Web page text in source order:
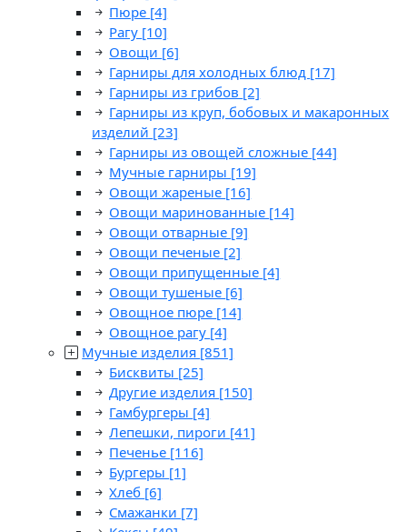
Пюре [4]
Рагу [10]
Овощи [6]
Гарниры для холодных блюд [17]
Гарниры из грибов [2]
Гарниры из круп, бобовых и макаронных
изделий [23]
Гарниры из овощей сложные [44]
Мучные гарниры [19]
Овощи жареные [16]
Овощи маринованные [14]
Овощи отварные [9]
Овощи печеные [2]
Овощи припущенные [4]
Овощи тушеные [6]
Овощное пюре [14]
Овощное рагу [4]
Мучные изделия [851]
Бисквиты [25]
Другие изделия [150]
Гамбургеры [4]
Лепешки, пироги [41]
Печенье [116]
Бургеры [1]
Хлеб [6]
Смажанки [7]